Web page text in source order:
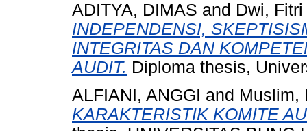
ADITYA, DIMAS and Dwi,
INDEPENDENSI,
INTEGRITAS DAN
AUDIT. Diploma thesis,
ALFIANI, ANGGI and Muslim,
KARAKTERISTIK KOMITE